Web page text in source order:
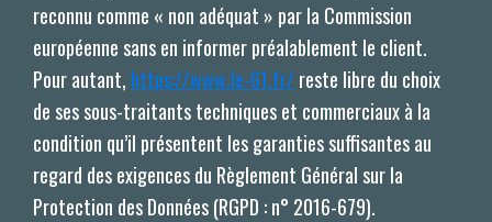
reconnu comme « non adéquat » par la Commission
européenne sans en informer préalablement le client.
Pour autant, https://www.le-61.fr/ reste libre du choix
de ses sous-traitants techniques et commerciaux à la
condition qu’il présentent les garanties suffisantes au
regard des exigences du Règlement Général sur la
Protection des Données (RGPD : n° 2016-679).